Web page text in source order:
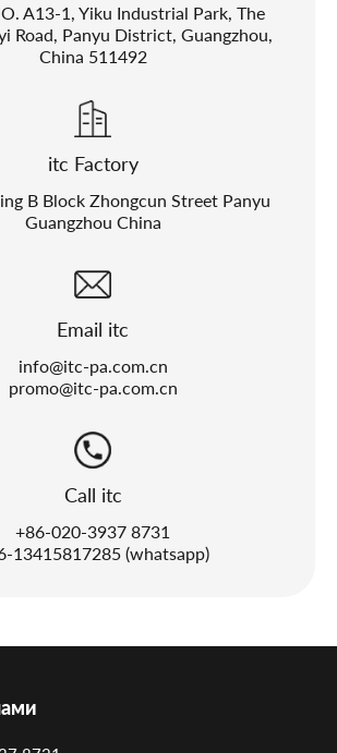
A13-1, Yiku Industrial Park, The
Road, Panyu District, Guangzhou,
China 511492
itc Factory
B Block Zhongcun Street Panyu
Guangzhou China
Email itc
info@itc-pa.com.cn
promo@itc-pa.com.cn
Call itc
+86-020-3937 8731
13415817285 (whatsapp)